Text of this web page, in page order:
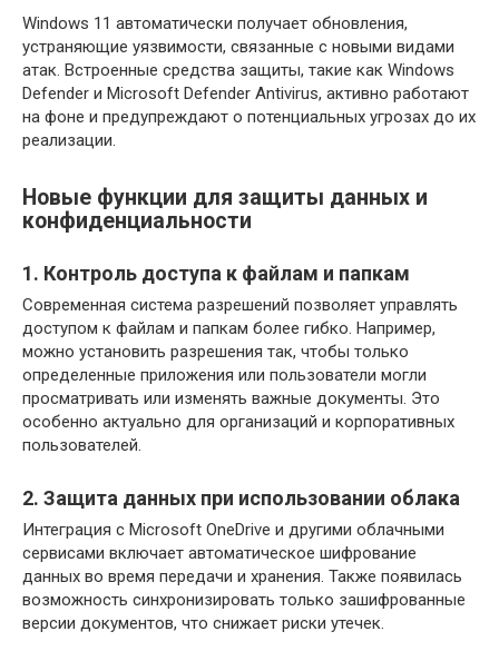
Windows 11 автоматически получает обновления,
устраняющие уязвимости, связанные с новыми видами
атак. Встроенные средства защиты, такие как Windows
Defender и Microsoft Defender Antivirus, активно работают
на фоне и предупреждают о потенциальных угрозах до их
реализации.
Новые функции для защиты данных и
конфиденциальности
1. Контроль доступа к файлам и папкам
Современная система разрешений позволяет управлять
доступом к файлам и папкам более гибко. Например,
можно установить разрешения так, чтобы только
определенные приложения или пользователи могли
просматривать или изменять важные документы. Это
особенно актуально для организаций и корпоративных
пользователей.
2. Защита данных при использовании облака
Интеграция с Microsoft OneDrive и другими облачными
сервисами включает автоматическое шифрование
данных во время передачи и хранения. Также появилась
возможность синхронизировать только зашифрованные
версии документов, что снижает риски утечек.